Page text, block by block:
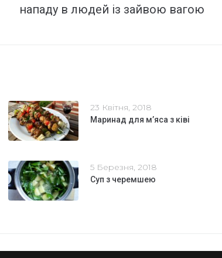
нападу в людей із зайвою вагою
23 Квітня, 2018
Маринад для м’яса з ківі
5 Березня, 2018
Суп з черемшею